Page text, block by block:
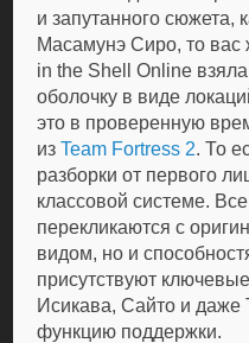
и запутанного сюжета,
Масамунэ Сиро, то вас
in the Shell Online
оболочку в виде
это в проверенную
изTeam Fortress 2. То
разборки от первого
классовой системе.
перекликаются с
видом, но и
присутствуют
Исикава, Сайто и
функцию поддержки.